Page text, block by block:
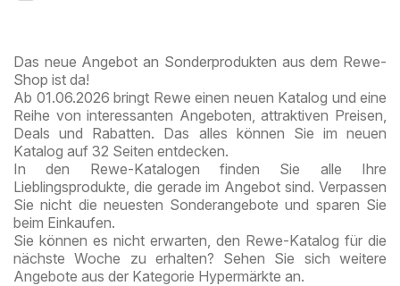
Das neue Angebot an Sonderprodukten aus dem Rewe-
Shop ist da!
Ab 01.06.2026 bringt Rewe einen neuen Katalog und eine
Reihe von interessanten Angeboten, attraktiven Preisen,
Deals und Rabatten. Das alles können Sie im neuen
Katalog auf 32 Seiten entdecken.
In den Rewe-Katalogen finden Sie alle Ihre
Lieblingsprodukte, die gerade im Angebot sind. Verpassen
Sie nicht die neuesten Sonderangebote und sparen Sie
beim Einkaufen.
Sie können es nicht erwarten, den Rewe-Katalog für die
nächste Woche zu erhalten? Sehen Sie sich weitere
Angebote aus der Kategorie Hypermärkte an.